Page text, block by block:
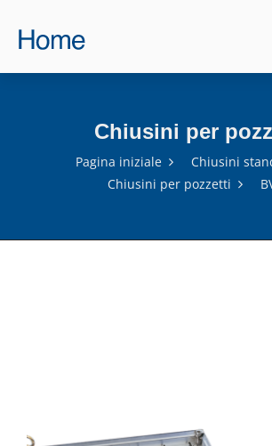
Chiusini per
Pagina iniziale
Chiusini
Chiusini per pozzetti